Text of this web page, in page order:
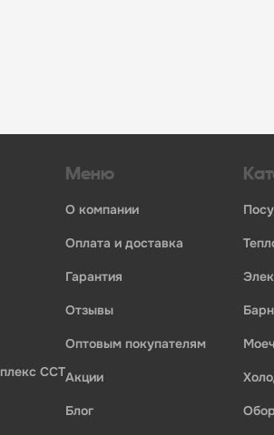
HoReCa
ССТ
Меню
о компании
оплата и доставка
гарантия
отзывы
оптовым покупателям
акции
блог